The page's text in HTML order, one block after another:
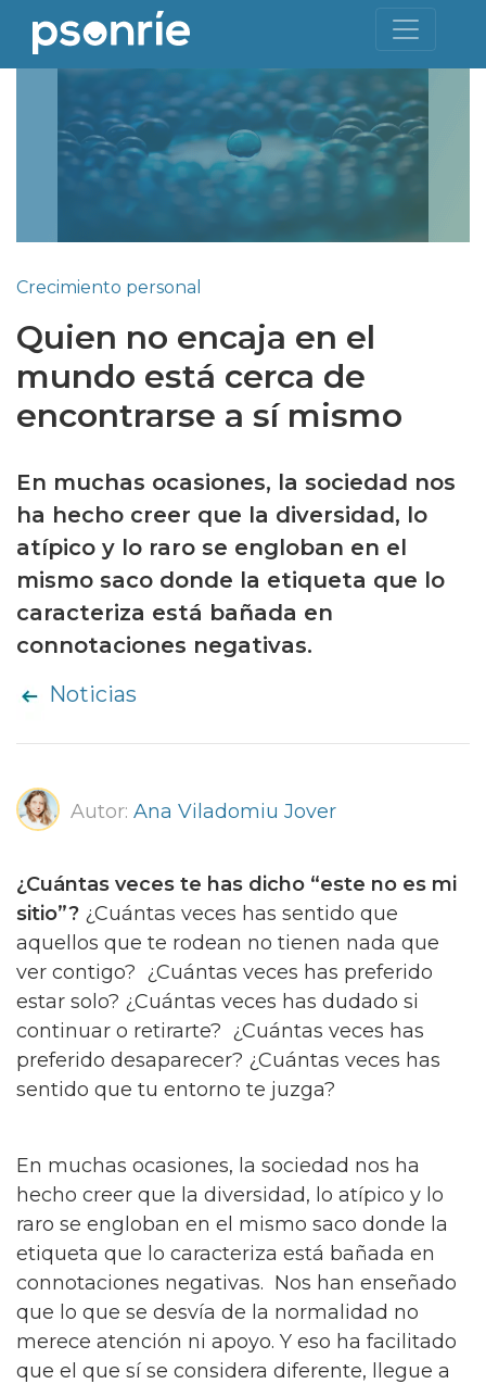
Crecimiento personal
Quien no encaja en el
mundo está cerca de
encontrarse a sí mismo
En muchas ocasiones, la sociedad nos
ha hecho creer que la diversidad, lo
atípico y lo raro se engloban en el
mismo saco donde la etiqueta que lo
caracteriza está bañada en
connotaciones negativas.
Noticias
Autor: Ana Viladomiu Jover
¿Cuántas veces te has dicho “este no es mi
sitio”? ¿Cuántas veces has sentido que
aquellos que te rodean no tienen nada que
ver contigo? ¿Cuántas veces has preferido
estar solo? ¿Cuántas veces has dudado si
continuar o retirarte? ¿Cuántas veces has
preferido desaparecer? ¿Cuántas veces has
sentido que tu entorno te juzga?
En muchas ocasiones, la sociedad nos ha
hecho creer que la diversidad, lo atípico y lo
raro se engloban en el mismo saco donde la
etiqueta que lo caracteriza está bañada en
connotaciones negativas. Nos han enseñado
que lo que se desvía de la normalidad no
merece atención ni apoyo. Y eso ha facilitado
que el que sí se considera diferente, llegue a